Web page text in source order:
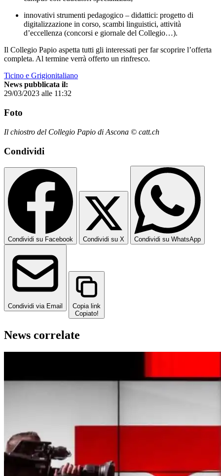
innovativi strumenti pedagogico – didattici: progetto di
digitalizzazione in corso, scambi linguistici, attività
d’eccellenza (concorsi e giornale del Collegio…).
Il Collegio Papio aspetta tutti gli interessati per far scoprire l’offerta
completa. Al termine verrà offerto un rinfresco.
Ticino e Grigionitaliano
News pubblicata il:
29/03/2023 alle 11:32
Foto
Il chiostro del Collegio Papio di Ascona © catt.ch
Condividi
Condividi su Facebook Condividi su X Condividi su WhatsApp
Condividi via Email
Copia link
Copiato!
News correlate